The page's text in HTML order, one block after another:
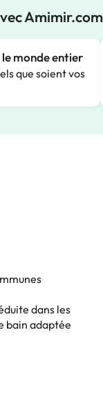
Amimir.com
monde entier
que soient vos
dans les
bain adaptée